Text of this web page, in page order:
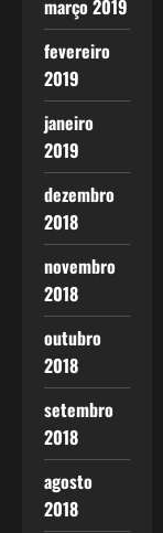
março 2019
fevereiro
2019
janeiro
2019
dezembro
2018
novembro
2018
outubro
2018
setembro
2018
agosto
2018